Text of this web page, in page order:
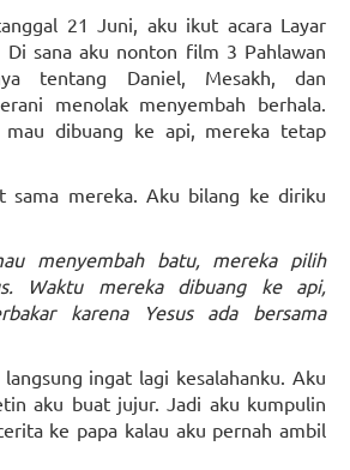
21 Juni, aku ikut acara Layar
Di sana aku nonton film 3 Pahlawan
tentang Daniel, Mesakh, dan
menolak menyembah berhala.
mau dibuang ke api, mereka tetap
sama mereka. Aku bilang ke diriku
menyembah batu, mereka pilih
Waktu mereka dibuang ke api,
karena Yesus ada bersama
ingat lagi kesalahanku. Aku
aku buat jujur. Jadi aku kumpulin
ke papa kalau aku pernah ambil